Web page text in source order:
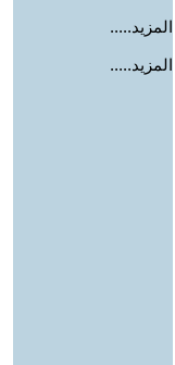
المزيد.....
المزيد.....